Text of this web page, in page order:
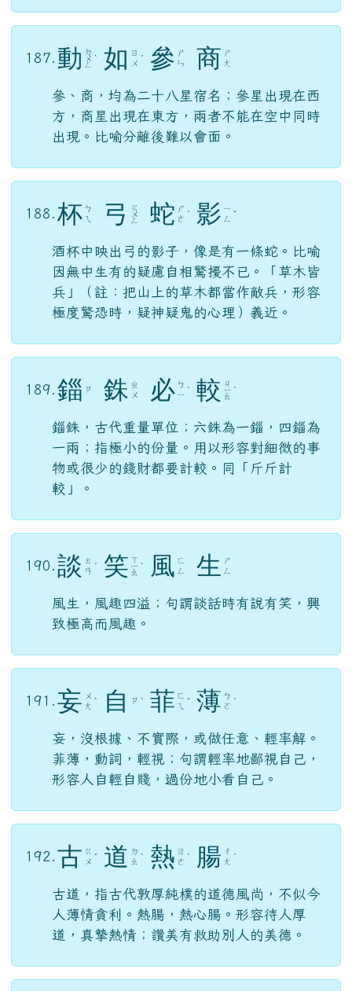
187. 動 ㄉ
ㄨ
ㄥ
ˋ 如 ㄖ
ㄨ ˊ 參 ㄕ
ㄣ
商 ㄕ
ㄤ
參、商，均為二十八星宿名；參星出現在西
方，商星出現在東方，兩者不能在空中同時
出現。比喻分離後難以會面。
188. 杯 ㄅ
ㄟ
弓 ㄍ
ㄨ
ㄥ 蛇 ㄕ
ㄜ ˊ 影 ㄧ
ㄥ ˇ
酒杯中映出弓的影子，像是有一條蛇。比喻
因無中生有的疑慮自相驚擾不已。「草木皆
兵」（註：把山上的草木都當作敵兵，形容
極度驚恐時，疑神疑鬼的心理）義近。
189. 錙 ㄗ 銖 ㄓ
ㄨ
必 ㄅ
ㄧ ˋ 較 ㄐ
ㄧ
ㄠ
ˋ
錙銖，古代重量單位；六銖為一錙，四錙為
一兩；指極小的份量。用以形容對細微的事
物或很少的錢財都要計較。同「斤斤計
較」。
190. 談 ㄊ
ㄢ ˊ 笑 ㄒ
ㄧ
ㄠ
ˋ 風 ㄈ
ㄥ
生
ㄕ
ㄥ
風生，風趣四溢；句謂談話時有說有笑，興
致極高而風趣。
191. 妄 ㄨ
ㄤ ˋ 自 ㄗ ˋ 菲 ㄈ
ㄟ ˇ 薄 ㄅ
ㄛ ˊ
妄，沒根據、不實際，或做任意、輕率解。
菲薄，動詞，輕視；句謂輕率地鄙視自己，
形容人自輕自賤，過份地小看自己。
192. 古 ㄍ
ㄨ ˇ 道 ㄉ
ㄠ ˋ 熱 ㄖ
ㄜ ˋ 腸 ㄔ
ㄤ ˊ
古道，指古代敦厚純樸的道德風尚，不似今
人薄情貪利。熱腸，熱心腸。形容待人厚
道，真摯熱情；讚美有救助別人的美德。